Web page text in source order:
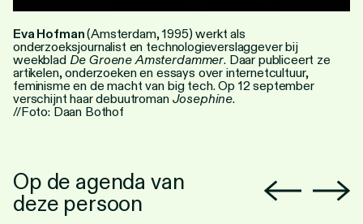
Eva Hofman(Amsterdam, 1995) werkt als
onderzoeksjournalist en technologieverslaggever bij
weekblad De Groene Amsterdammer. Daar publiceert ze
artikelen, onderzoeken en essays over internetcultuur,
feminisme en de macht van big tech. Op 12 september
verschijnt haar debuutroman Josephine.
//Foto: Daan Bothof
Op de agenda van
deze persoon